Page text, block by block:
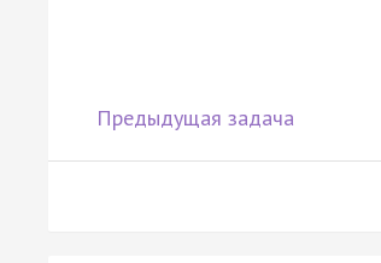
Предыдущая задача